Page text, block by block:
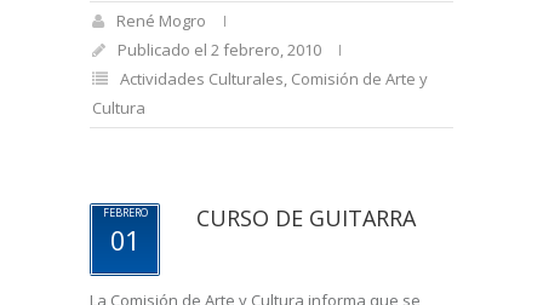
René Mogro
Publicado el 2 febrero, 2010
Actividades Culturales, Comisión de Arte y
Cultura
FEBRERO
01
CURSO DE GUITARRA
La Comisión de Arte y Cultura informa que se